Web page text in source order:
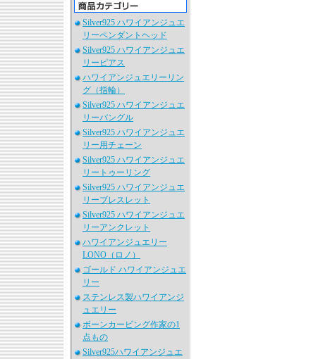
Silver925 ハワイアンジュエ
リーペンダントヘッド
Silver925 ハワイアンジュエ
リーピアス
ハワイアンジュエリーリン
グ（指輪）
Silver925 ハワイアンジュエ
リーバングル
Silver925 ハワイアンジュエ
リー用チェーン
Silver925 ハワイアンジュエ
リートゥーリング
Silver925 ハワイアンジュエ
リーブレスレット
Silver925 ハワイアンジュエ
リーアンクレット
ハワイアンジュエリー
LONO（ロノ）
ゴールド ハワイアンジュエ
リー
ステンレス製ハワイアンジ
ュエリー
ボーンカービング作家の1
点もの
Silver925ハワイアンジュエ